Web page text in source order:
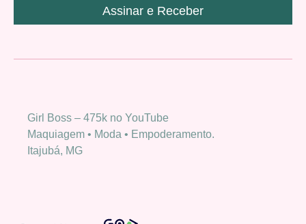
Girl Boss – 475k no YouTube
Maquiagem • Moda • Empoderamento.
Itajubá, MG
Assinar e Receber